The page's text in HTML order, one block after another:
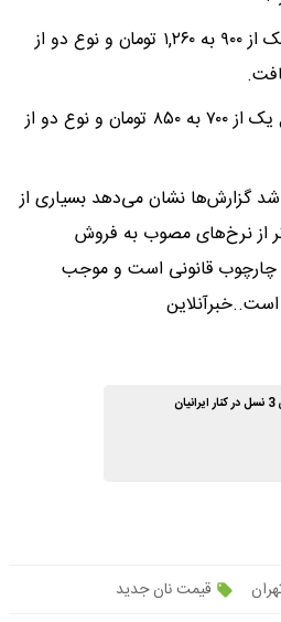
نان تافتون سنتی با آرد نوع یک از ۹۰۰ به ۱,۲۶۰ تومان و نوع دو از
نان ماشینی تافتون با آرد نوع یک از ۷۰۰ به ۸۵۰ تومان و نوع دو از
شد گزارش‌ها نشان می‌دهد بسیاری از
از نرخ‌های مصوب به فروش
چارچوب قانونی است و موجب
قیمت نان جدید